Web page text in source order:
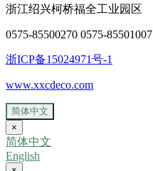
浙江绍兴柯桥福全工业园区
0575-85500270 0575-85501007
浙ICP备15024971号-1
www.xxcdeco.com
简体中文
×
简体中文
English